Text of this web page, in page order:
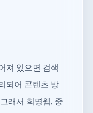
져 있으면 검색
되어 콘텐츠 방
래서 희명웹, 중